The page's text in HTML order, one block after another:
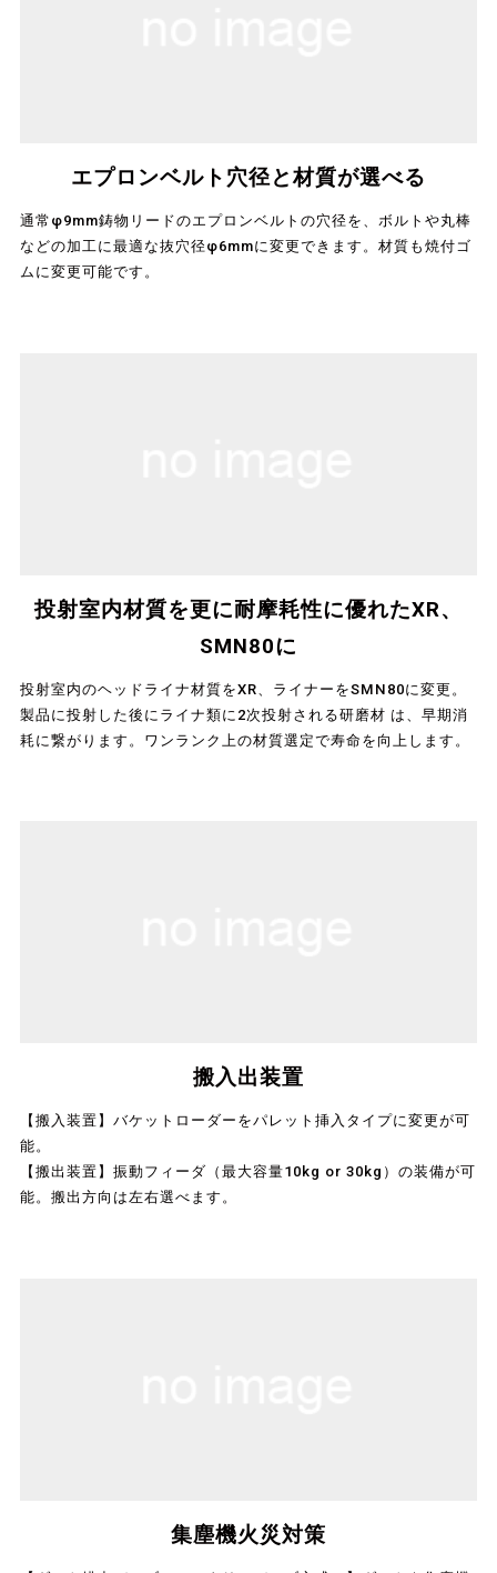
エプロンベルト穴径と材質が選べる
通常φ9mm鋳物リードのエプロンベルトの穴径を、ボルトや丸棒
などの加工に最適な抜穴径φ6mmに変更できます。材質も焼付ゴ
ムに変更可能です。
投射室内材質を更に耐摩耗性に優れたXR、
SMN80に
投射室内のヘッドライナ材質をXR、ライナーをSMN80に変更。
製品に投射した後にライナ類に2次投射される研磨材 は、早期消
耗に繋がります。ワンランク上の材質選定で寿命を向上します。
搬入出装置
【搬入装置】バケットローダーをパレット挿入タイプに変更が可
能。
【搬出装置】振動フィーダ（最大容量10kg or 30kg）の装備が可
能。搬出方向は左右選べます。
集塵機火災対策